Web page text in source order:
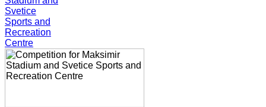
Svetice
Sports and
Recreation
Centre